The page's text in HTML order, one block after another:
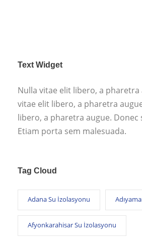
Text Widget
Nulla vitae elit libero, a pharetra
vitae elit libero, a pharetra
libero, a pharetra augue. Donec
Etiam porta sem malesuada.
Tag Cloud
Adana Su İzolasyonu
Afyonkarahisar Su İzolasyonu